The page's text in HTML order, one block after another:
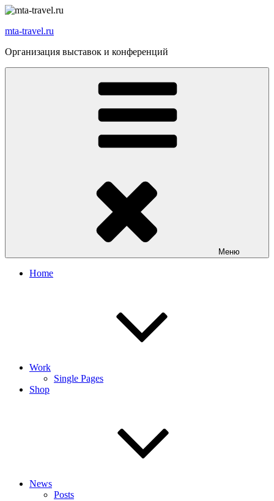
Перейти
содержимому
mta-travel.ru
Организация выставок и конференций
Меню
Home
Work
Single Pages
Shop
News
Posts